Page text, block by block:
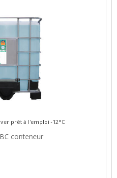
prêt à l'emploi -12°C
conteneur